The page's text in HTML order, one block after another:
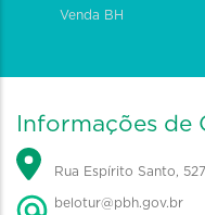
Venda BH
Informações de
Rua Espírito Santo,
belotur@pbh.gov.br